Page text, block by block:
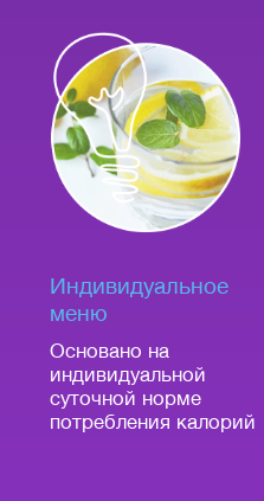
Индивидуальное
меню
Основано на
индивидуальной
суточной норме
потребления калорий